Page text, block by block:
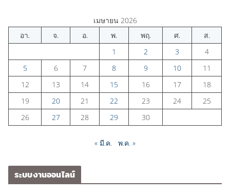
เมษายน 2026
อา.
จ. อ. พ. พฤ. ศ.
ส.
1
2 3
4
5
6 7 8 9 10
11
12
13 14 15 16 17
18
19
20 21 22 23 24
25
26
27 28 29 30
« มี.ค. พ.ค. »
ระบบงานออนไลน์